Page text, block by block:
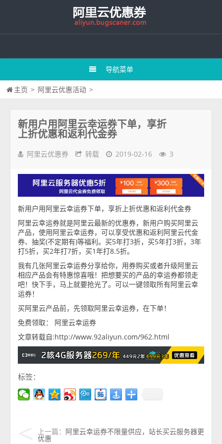
导航菜单
主页 > 阿里云优惠活动 >
新用户用阿里云幸运券下单，享折
上折优惠和返利代金券
阿里云优惠券 转载 2019-02-16 3
新用户用阿里云幸运券下单，享折上折优惠和返利代金券
阿里云幸运券就是阿里云最新的优惠券，新用户购买阿里云
产品，使用阿里云幸运券，可以享受优惠和返利阿里云代金
券、抽奖(不定期有)等福利。买5年打3折，买5年打3折，3年
打5折，买2年打7折，买1年打8.5折。
我有几张阿里云幸运券分享给你，用券购买或者升级阿里云
相应产品会有特惠惊喜哦！把想要买的产品的幸运券都领走
吧！快下手，马上就要抢光了。可以一键领取所有阿里云幸
运券！
买阿里云产品前，先领取阿里云幸运券，在下单！
免费领取： 阿里云幸运券
文章转载自:http://www.92aliyun.com/962.html
标签：
上一篇： 阿里云幸运券不限量供应，站长买云服务器更
优惠